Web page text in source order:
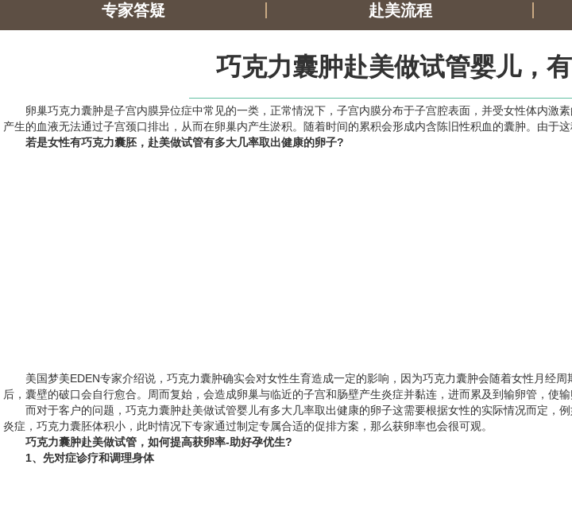
专家答疑 赴美流程
巧克力囊肿赴美做试管婴儿，
卵巢巧克力囊肿是子宫内膜异位症中常见的一类，正常情況下，子宫内膜分布于子宫腔表面，并受女性体内
产生的血液无法通过子宫颈口排出，从而在卵巢内产生淤积。随着时间的累积会形成内含陈旧性积血的囊肿。由于
若是女性有巧克力囊胚，赴美做试管有多大几率取出健康的卵子?
美国梦美EDEN专家介绍说，巧克力囊肿确实会对女性生育造成一定的影响，因为巧克力囊肿会随着女性月经
后，囊壁的破口会自行愈合。周而复始，会造成卵巢与临近的子宫和肠壁产生炎症并黏连，进而累及到输卵管，使
而对于客户的问题，巧克力囊肿赴美做试管婴儿有多大几率取出健康的卵子这需要根据女性的实际情况而定
炎症，巧克力囊胚体积小，此时情况下专家通过制定专属合适的促排方案，那么获卵率也会很可观。
巧克力囊肿赴美做试管，如何提高获卵率-助好孕优生?
1、先对症诊疗和调理身体